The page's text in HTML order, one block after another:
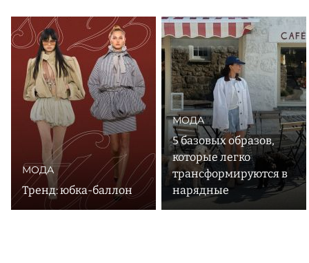
МОДА
Тренд: юбка-баллон
МОДА
5 базовых образов,
которые легко
трансформируются в
нарядные